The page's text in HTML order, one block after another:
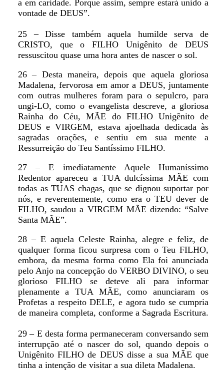
a em caridade. Porque assim, sempre estará unido a
vontade de DEUS”.
25 – Disse também aquela humilde serva de
CRISTO, que o FILHO Unigênito de DEUS
ressuscitou quase uma hora antes de nascer o sol.
26 – Desta maneira, depois que aquela gloriosa
Madalena, fervorosa em amor a DEUS, juntamente
com outras mulheres foram para o sepulcro, para
ungi-LO, como o evangelista descreve, a gloriosa
Rainha do Céu, MÃE do FILHO Unigênito de
DEUS e VIRGEM, estava ajoelhada dedicada às
sagradas orações, e sentiu em sua mente a
Ressurreição do Teu Santíssimo FILHO.
27 – E imediatamente Aquele Humaníssimo
Redentor apareceu a TUA dulcíssima MÃE com
todas as TUAS chagas, que se dignou suportar por
nós, e reverentemente, como era o TEU dever de
FILHO, saudou a VIRGEM MÃE dizendo: “Salve
Santa MÃE”.
28 – E aquela Celeste Rainha, alegre e feliz, de
qualquer forma ficou surpresa com o Teu FILHO,
embora, da mesma forma como Ela foi anunciada
pelo Anjo na concepção do VERBO DIVINO, o seu
glorioso FILHO se deteve ali para informar
plenamente a TUA MÃE, como anunciaram os
Profetas a respeito DELE, e agora tudo se cumpria
de maneira completa, conforme a Sagrada Escritura.
29 – E desta forma permaneceram conversando sem
interrupção até o nascer do sol, quando depois o
Unigênito FILHO de DEUS disse a sua MÃE que
tinha a intenção de visitar a sua dileta Madalena.